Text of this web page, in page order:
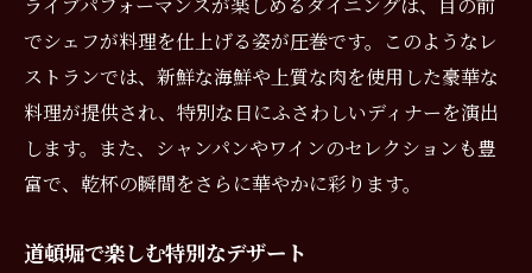
でシェフが料理を仕上げる姿が圧巻です。このようなレ
ストランでは、新鮮な海鮮や上質な肉を使用した豪華な
料理が提供され、特別な日にふさわしいディナーを演出
します。また、シャンパンやワインのセレクションも豊
富で、乾杯の瞬間をさらに華やかに彩ります。
道頓堀で楽しむ特別なデザート